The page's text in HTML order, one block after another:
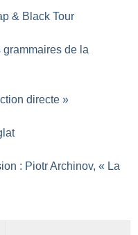
& Black Tour
grammaires de la
directe »
: Piotr Archinov, « La